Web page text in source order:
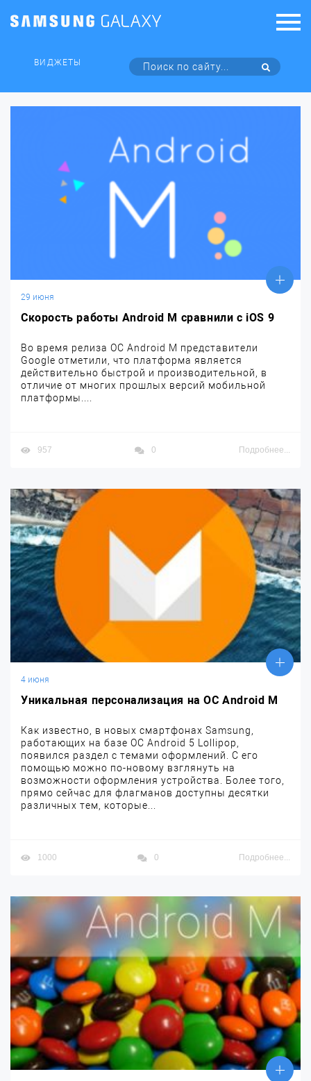
ВИДЖЕТЫ
29 июня
Скорость работы Android M сравнили с iOS 9
Во время релиза ОС Android M представители
Google отметили, что платформа является
действительно быстрой и производительной, в
отличие от многих прошлых версий мобильной
платформы....
957 0 Подробнее...
4 июня
Уникальная персонализация на ОС Android M
Как известно, в новых смартфонах Samsung,
работающих на базе ОС Android 5 Lollipop,
появился раздел с темами оформлений. С его
помощью можно по-новому взглянуть на
возможности оформления устройства. Более того,
прямо сейчас для флагманов доступны десятки
различных тем, которые...
1000 0 Подробнее...